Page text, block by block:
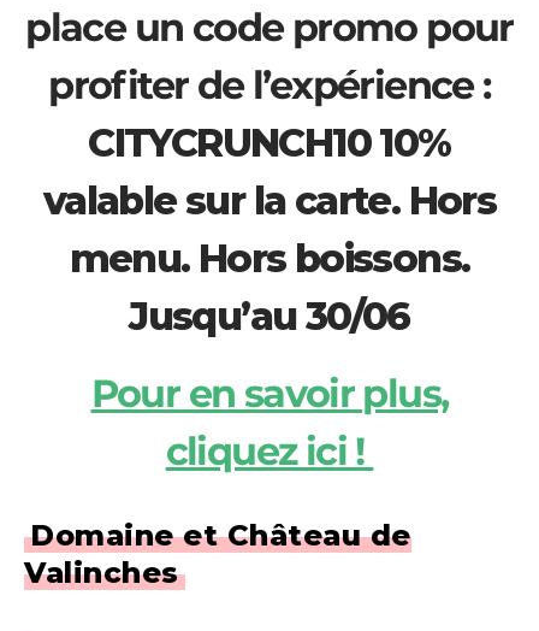
place un code promo pour
profiter de l’expérience :
CITYCRUNCH10 10%
valable sur la carte. Hors
menu. Hors boissons.
Jusqu’au 30/06
Pour en savoir plus,
cliquez ici !
Domaine et Château de
Valinches